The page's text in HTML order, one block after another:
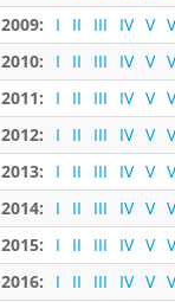
2009:
I II III IV V
2010:
I II III IV V
2011:
I II III IV V
2012:
I II III IV V
2013:
I II III IV V
2014:
I II III IV V
2015:
I II III IV V
2016:
I II III IV V